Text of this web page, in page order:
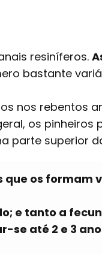
resiníferos.
bastante
nos rebentos
os pinheiros
parte superior
que os formam
e tanto a
até 2 e 3